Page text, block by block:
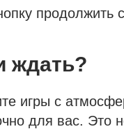
продолжить
ждать?
игры с
для вас. Это